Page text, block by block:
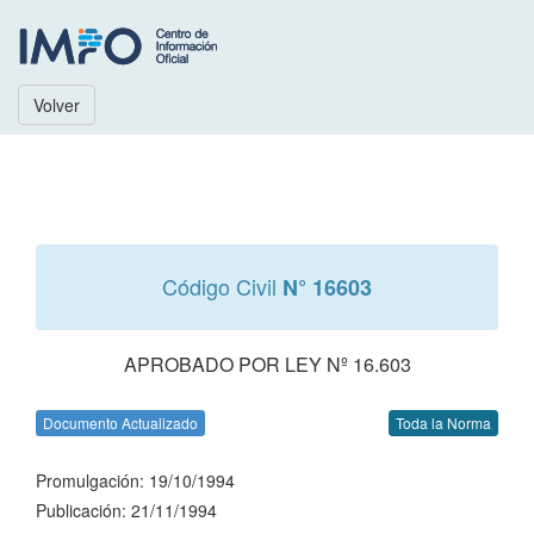
Volver
Código Civil N° 16603
APROBADO POR LEY Nº 16.603
Documento Actualizado Toda la Norma
Promulgación: 19/10/1994
Publicación: 21/11/1994